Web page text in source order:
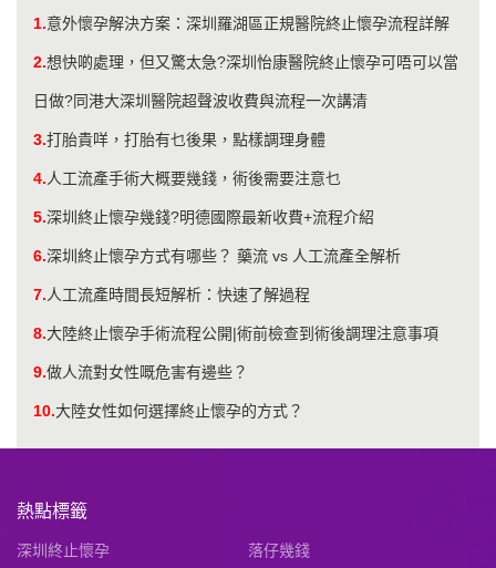
1.意外懷孕解決方案：深圳羅湖區正規醫院終止懷孕流程詳解
2.想快啲處理，但又驚太急?深圳怡康醫院終止懷孕可唔可以當
日做?同港大深圳醫院超聲波收費與流程一次講清
3.打胎貴咩，打胎有乜後果，點樣調理身體
4.人工流產手術大概要幾錢，術後需要注意乜
5.深圳終止懷孕幾錢?明德國際最新收費+流程介紹
6.深圳終止懷孕方式有哪些？ 藥流 vs 人工流產全解析
7.人工流產時間長短解析：快速了解過程
8.大陸終止懷孕手術流程公開|術前檢查到術後調理注意事項
9.做人流對女性嘅危害有邊些？
10.​大陸女性如何選擇終止懷孕的方式？
熱點標籤
深圳終止懷孕
落仔幾錢